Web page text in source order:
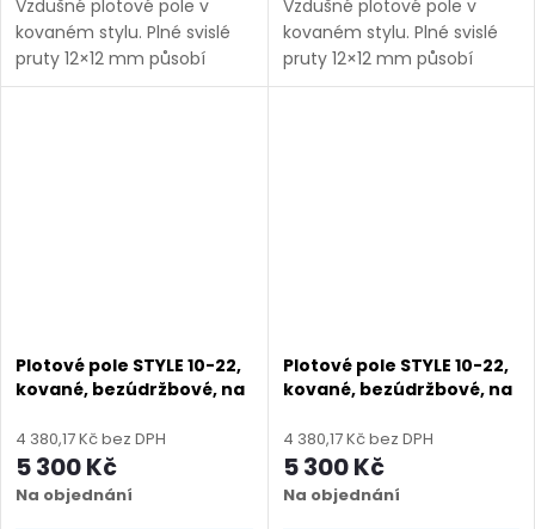
Vzdušné plotové pole v
kovaném stylu. Plné svislé
pruty 12×12 mm působí
lehce a nadčasově.
Vzdušné plotové pole v
kovaném stylu. Plné svislé
pruty 12×12 mm působí
lehce a nadčasově.
Plotové pole STYLE 10-22,
kované, bezúdržbové, na
mm, výška 580–1750
mm), šedá RAL 7030
matná
4 380,17 Kč bez DPH
5 300 Kč
Na objednání
Plotové pole STYLE 10-22,
kované, bezúdržbové, na
mm, výška 580–1750
mm), zelená RAL 6005
matná
4 380,17 Kč bez DPH
5 300 Kč
Na objednání